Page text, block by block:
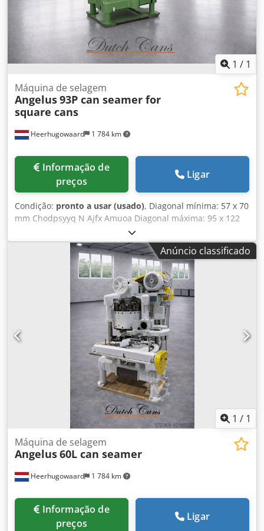
1 / 1
Heerhugowaard 1 784 km
Máquina de selagem
Angelus93P can seamer for
square cans
preços
Ligar
Condição: pronto a usar (usado), Diagonal mínima: 57 x 70
mm Chodpsyyq N Ajfx Amuoa Diagonal máxima: 95 x 122
mm Faixa de altura: 76 mm – 280 mm Capacidade de
produção: até 300 u.p.m.
Anúncio classificado
1 / 1
Heerhugowaard 1 784 km
Máquina de selagem
Angelus60L can seamer
preços
Ligar